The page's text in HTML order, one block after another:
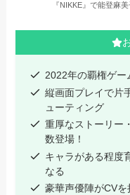
『NIKKE』で能登麻
2022年の覇権ゲー
縦画面プレイで片
ューティング
重厚なストーリー
数登場！
キャラがある程度
なる
豪華声優陣がCVを